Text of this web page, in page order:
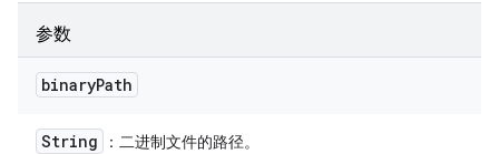
参数
binaryPath
String ：二进制文件的路径。